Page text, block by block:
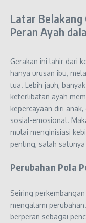
Latar Belakang
Peran Ayah
Gerakan ini lahir dari
hanya urusan ibu,
tua. Lebih jauh,
keterlibatan ayah
kepercayaan diri
sosial-emosional.
mulai menginisiasi
penting, salah
Perubahan Pola
Seiring
mengalami
berperan sebagai